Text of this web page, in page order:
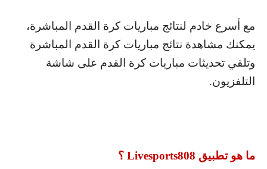
مع أسرع خادم لنتائج مباريات كرة القدم المباشرة،
يمكنك مشاهدة نتائج مباريات كرة القدم المباشرة
وتلقي تحديثات مباريات كرة القدم على شاشة
التلفزيون.
ما هو تطبيق Livesports808 ؟